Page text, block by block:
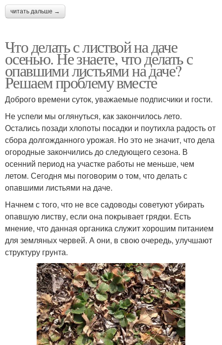
читать дальше →
Что делать с листвой на даче
осенью. Не знаете, что делать с
опавшими листьями на даче?
Решаем проблему вместе
Доброго времени суток, уважаемые подписчики и гости.
Не успели мы оглянуться, как закончилось лето.
Остались позади хлопоты посадки и поутихла радость от
сбора долгожданного урожая. Но это не значит, что дела
огородные закончились до следующего сезона. В
осенний период на участке работы не меньше, чем
летом. Сегодня мы поговорим о том, что делать с
опавшими листьями на даче.
Начнем с того, что не все садоводы советуют убирать
опавшую листву, если она покрывает грядки. Есть
мнение, что данная органика служит хорошим питанием
для земляных червей. А они, в свою очередь, улучшают
структуру грунта.